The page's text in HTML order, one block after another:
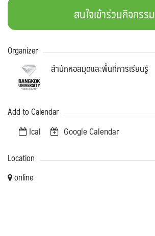
สนใจเข้าร่วมกิจกรรม
Organizer
สำนักหอสมุดและพื้นที่การเรียนรู้
Add to Calendar
Ical Google Calendar
Location
online